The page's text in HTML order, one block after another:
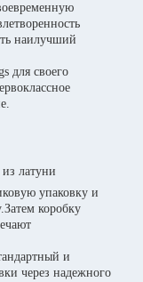
наилучший
для своего
латуни
упаковку и
коробку
и
через надежного